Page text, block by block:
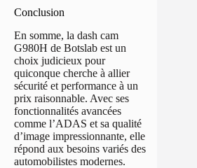
Conclusion
En somme, la dash cam
G980H de Botslab est un
choix judicieux pour
quiconque cherche à allier
sécurité et performance à un
prix raisonnable. Avec ses
fonctionnalités avancées
comme l’ADAS et sa qualité
d’image impressionnante, elle
répond aux besoins variés des
automobilistes modernes.